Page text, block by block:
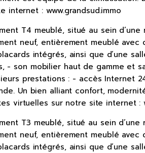
: www.grandsud.immo
T4 meublé, situé au sein
neuf, entièrement meublé
intégrés, ainsi que d’une
son mobilier haut de gamme et
prestations : - accès Internet
Un bien alliant confort,
virtuelles sur notre site internet :
T3 meublé, situé au sein
neuf, entièrement meublé
intégrés, ainsi que d’une